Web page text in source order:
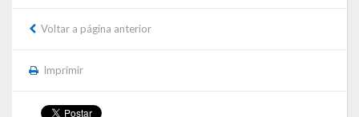
Publicações
Covid 19
Planos
Voltar a página anterior
Imprimir